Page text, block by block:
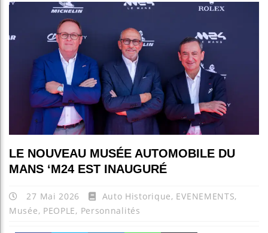
LE NOUVEAU MUSÉE AUTOMOBILE DU
MANS ‘M24 EST INAUGURÉ
27 Mai 2026 Auto Historique, EVENEMENTS,
Musée, PEOPLE, Personnalités